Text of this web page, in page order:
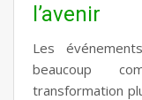
l’avenir
Les
beaucoup
transformation